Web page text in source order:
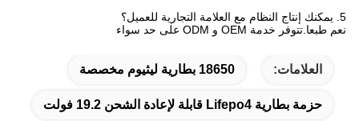
5. يمكنك إنتاج النظام مع العلامة التجارية للعميل؟
نعم طبعا.تتوفر خدمة OEM و ODM على حد سواء
العلامات: 18650 بطارية ليثيوم مخصصة
حزمة بطارية Lifepo4 قابلة لإعادة الشحن 19.2 فولت